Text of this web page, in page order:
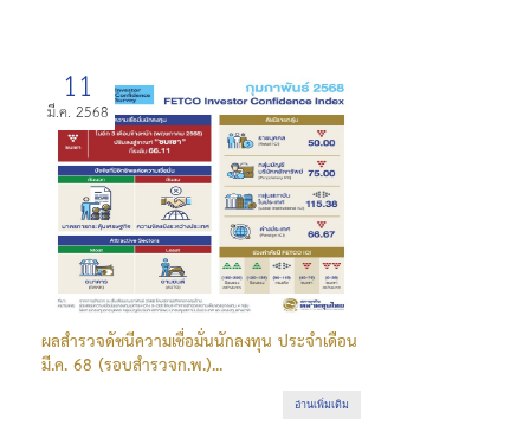
11
มี.ค. 2568
ผลสำรวจดัชนีความเชื่อมั่นนักลงทุน ประจำเดือน
มี.ค. 68 (รอบสำรวจก.พ.)...
อ่านเพิ่มเติม